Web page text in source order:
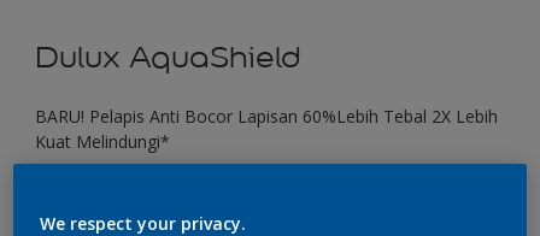
Dulux AquaShield
BARU! Pelapis Anti Bocor Lapisan 60%Lebih Tebal 2X Lebih
Kuat Melindungi*
We respect your privacy.